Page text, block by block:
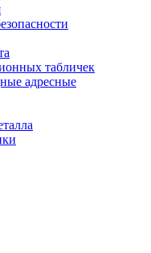
табличек
адресные